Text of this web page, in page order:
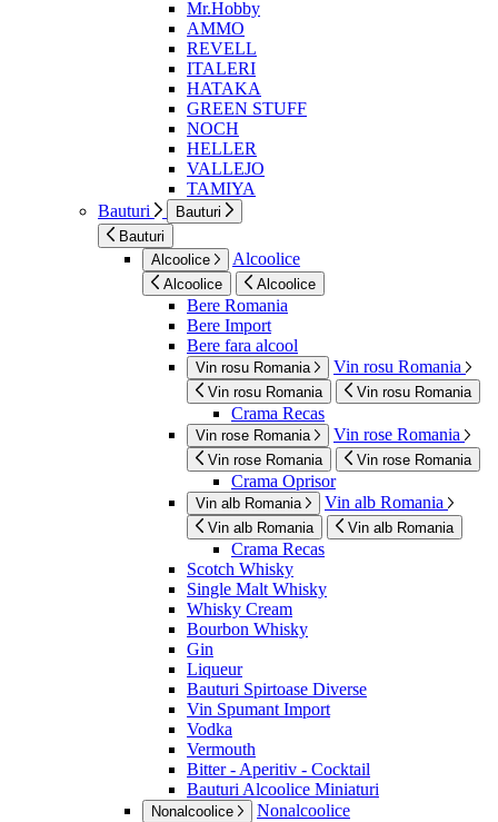
Mr.Hobby
AMMO
REVELL
ITALERI
HATAKA
GREEN STUFF
NOCH
HELLER
VALLEJO
TAMIYA
Bauturi
Bauturi
Bauturi
Alcoolice
Alcoolice
Alcoolice Alcoolice
Bere Romania
Bere Import
Bere fara alcool
Vin rosu Romania Vin rosu Romania
Vin rosu Romania Vin rosu Romania
Crama Recas
Vin rose Romania Vin rose Romania
Vin rose Romania Vin rose Romania
Crama Oprisor
Vin alb Romania Vin alb Romania
Vin alb Romania Vin alb Romania
Crama Recas
Scotch Whisky
Single Malt Whisky
Whisky Cream
Bourbon Whisky
Gin
Liqueur
Bauturi Spirtoase Diverse
Vin Spumant Import
Vodka
Vermouth
Bitter - Aperitiv - Cocktail
Bauturi Alcoolice Miniaturi
Nonalcoolice Nonalcoolice